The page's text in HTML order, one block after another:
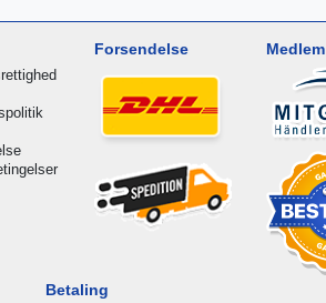
Forsendelse
Betaling